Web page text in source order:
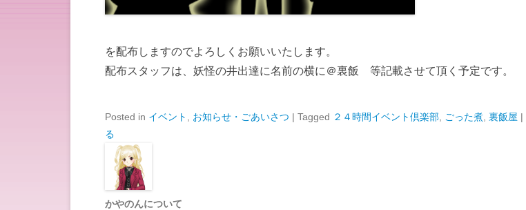
を配布しますのでよろしくお願いいたします。
配布スタッフは、妖怪の井出達に名前の横に＠裏飯 等記載させて頂く予定です。
Posted in イベント お知らせ・ごあいさつ | Tagged ２４時間イベント倶楽部 ごった煮 裏飯屋 |
る
かやのんについて